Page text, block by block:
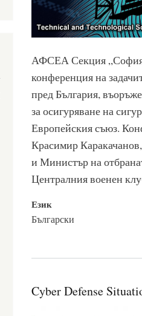
АФСЕА Секция
конференция на
пред България,
за осигуряване на
Европейския съюз.
Красимир
и Министър на
Централния военен
Език
Български
Cyber Defense